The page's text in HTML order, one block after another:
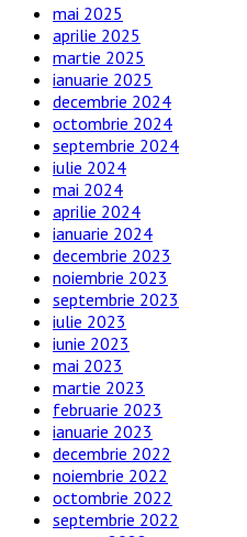
mai 2025
aprilie 2025
martie 2025
ianuarie 2025
decembrie 2024
octombrie 2024
septembrie 2024
iulie 2024
mai 2024
aprilie 2024
ianuarie 2024
decembrie 2023
noiembrie 2023
septembrie 2023
iulie 2023
iunie 2023
mai 2023
martie 2023
februarie 2023
ianuarie 2023
decembrie 2022
noiembrie 2022
octombrie 2022
septembrie 2022